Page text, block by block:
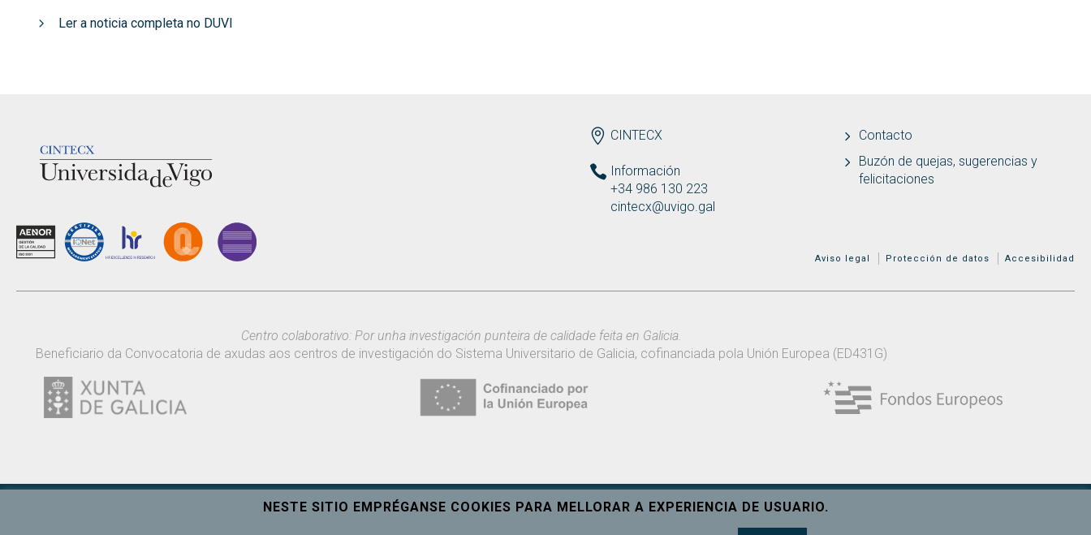
Ler a noticia completa no DUVI
ENDEREZO ES
CINTECX
Información
+34 986 130 223
cintecx@uvigo.gal
Contacto
Buzón de quejas, sugerencias y
felicitaciones
MENÚ ADICIONAL
Aviso legal Protección de datos Accesibilidad
Centro colaborativo: Por unha investigación punteira de calidade feita en Galicia.
Beneficiario da Convocatoria de axudas aos centros de investigación do Sistema Universitario de Galicia, cofinanciada pola Unión Europea (ED431G)
NESTE SITIO EMPRÉGANSE COOKIES PARA MELLORAR A EXPERIENCIA DE USUARIO.